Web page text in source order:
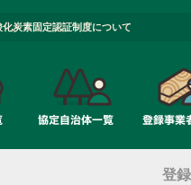
炭素固定認証制度について
登